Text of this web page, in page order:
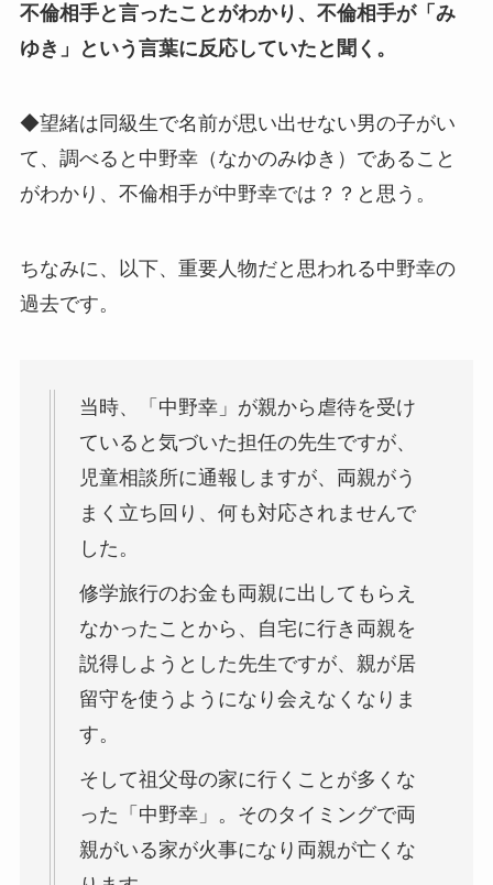
不倫相手と言ったことがわかり、不倫相手が「み
ゆき」という言葉に反応していたと聞く。
◆望緒は同級生で名前が思い出せない男の子がい
て、調べると中野幸（なかのみゆき）であること
がわかり、不倫相手が中野幸では？？と思う。
ちなみに、以下、重要人物だと思われる中野幸の
過去です。
当時、「中野幸」が親から虐待を受け
ていると気づいた担任の先生ですが、
児童相談所に通報しますが、両親がう
まく立ち回り、何も対応されませんで
した。
修学旅行のお金も両親に出してもらえ
なかったことから、自宅に行き両親を
説得しようとした先生ですが、親が居
留守を使うようになり会えなくなりま
す。
そして祖父母の家に行くことが多くな
った「中野幸」。そのタイミングで両
親がいる家が火事になり両親が亡くな